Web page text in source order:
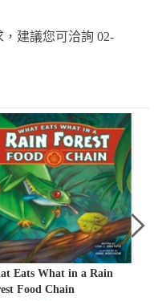
建議您可洽詢 02-
Eats What in a Rain
Food Chain